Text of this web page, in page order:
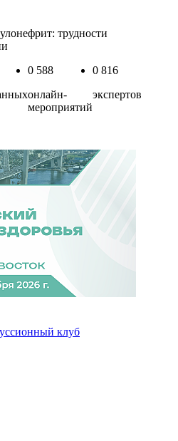
трудности
0 588
онлайн-
мероприятий
0 816
экспертов
клуб